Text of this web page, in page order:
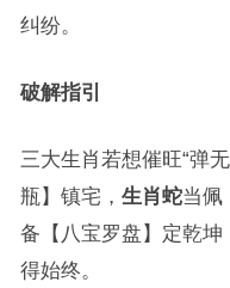
纠纷。
破解指引
三大生肖若想催旺“弹无
瓶】镇宅， 生肖蛇当佩
备【八宝罗盘】定乾
得始终。